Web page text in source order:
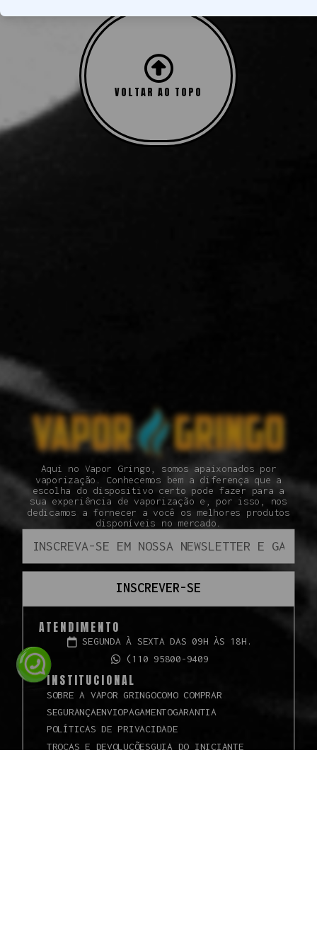
comparar modelos premium com mais critério antes da
compra. Se a sua prioridade é encontrar um pod
descartável com muitos puffs, entender duração real,
perfil de uso, diferenças entre propostas e cuidados
básicos faz toda a diferença para escolher com mais
segurança e evitar frustração no dia a dia.
VOLTAR AO TOPO
Aqui no Vapor Gringo, somos apaixonados por
vaporização. Conhecemos bem a diferença que a
escolha do dispositivo certo pode fazer para a
sua experiência de vaporização e, por isso, nos
dedicamos a fornecer a você os melhores produtos
disponíveis no mercado.
INSCREVER-SE
ATENDIMENTO
SEGUNDA À SEXTA DAS 09H ÀS 18H.
(110 95800-9409
INSTITUCIONAL
SOBRE A VAPOR GRINGOCOMO COMPRAR
SEGURANÇAENVIOPAGAMENTOGARANTIA
POLÍTICAS DE PRIVACIDADE
TROCAS E DEVOLUÇÕESGUIA DO INICIANTE